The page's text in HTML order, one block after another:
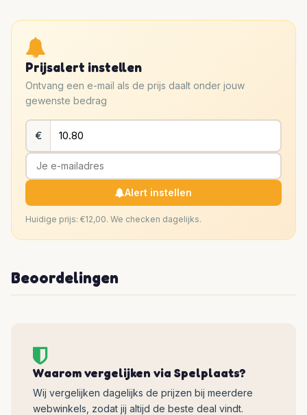
Prijsalert instellen
Ontvang een e-mail als de prijs daalt onder jouw
gewenste bedrag
€
Alert instellen
Huidige prijs: €12,00. We checken dagelijks.
Beoordelingen
Waarom vergelijken via Spelplaats?
Wij vergelijken dagelijks de prijzen bij meerdere
webwinkels, zodat jij altijd de beste deal vindt.